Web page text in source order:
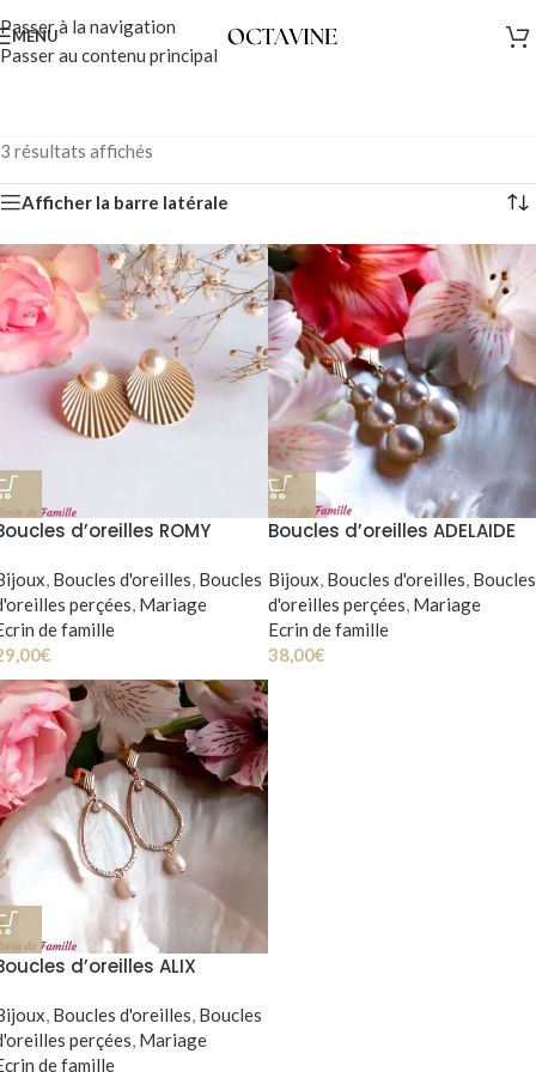
Passer à la navigation
Passer au contenu principal
MENU
3 résultats affichés
Afficher la barre latérale
d’oreilles ROMY
, Boucles d'oreilles, Boucles
perçées, Mariage
de famille
€
Boucles d’oreilles ADELAIDE
Bijoux, Boucles d'oreilles, Boucles
d'oreilles perçées, Mariage
Ecrin de famille
38,00€
d’oreilles ALIX
, Boucles d'oreilles, Boucles
perçées, Mariage
de famille